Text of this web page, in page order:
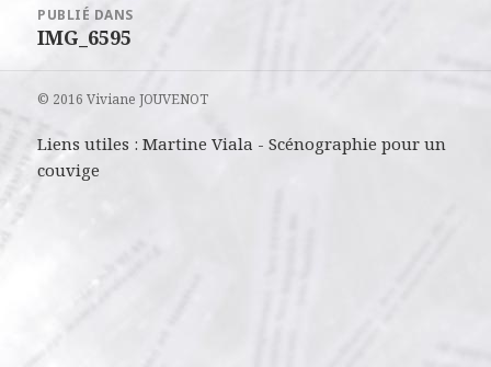
l’article
PUBLIÉ DANS
IMG_6595
© 2016 Viviane JOUVENOT
Liens utiles :Martine Viala -Scénographie pour un
couvige